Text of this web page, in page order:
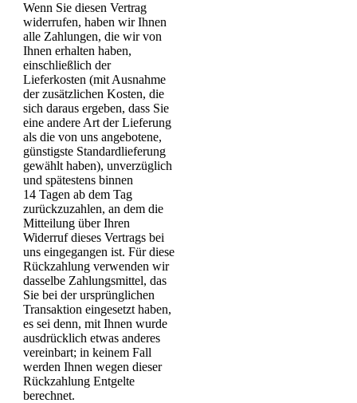
Wenn Sie diesen Vertrag
widerrufen, haben wir Ihnen
alle Zahlungen, die wir von
Ihnen erhalten haben,
einschließlich der
Lieferkosten (mit Ausnahme
der zusätzlichen Kosten, die
sich daraus ergeben, dass Sie
eine andere Art der Lieferung
als die von uns angebotene,
günstigste Standardlieferung
gewählt haben), unverzüglich
und spätestens binnen
14 Tagen ab dem Tag
zurückzuzahlen, an dem die
Mitteilung über Ihren
Widerruf dieses Vertrags bei
uns eingegangen ist. Für diese
Rückzahlung verwenden wir
dasselbe Zahlungsmittel, das
Sie bei der ursprünglichen
Transaktion eingesetzt haben,
es sei denn, mit Ihnen wurde
ausdrücklich etwas anderes
vereinbart; in keinem Fall
werden Ihnen wegen dieser
Rückzahlung Entgelte
berechnet.